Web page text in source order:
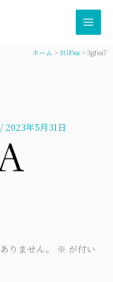
ホーム 3GFsa 3gfsa7
/ 2023年5月31日
りません。 ※ が付い